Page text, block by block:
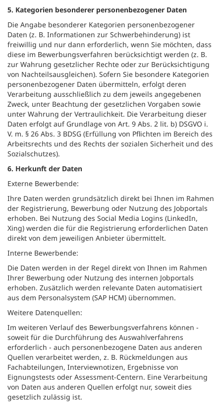
5. Kategorien besonderer personenbezogener Daten
Die Angabe besonderer Kategorien personenbezogener
Daten (z. B. Informationen zur Schwerbehinderung) ist
freiwillig und nur dann erforderlich, wenn Sie möchten, dass
diese im Bewerbungsverfahren berücksichtigt werden (z. B.
zur Wahrung gesetzlicher Rechte oder zur Berücksichtigung
von Nachteilsausgleichen). Sofern Sie besondere Kategorien
personenbezogener Daten übermitteln, erfolgt deren
Verarbeitung ausschließlich zu dem jeweils angegebenen
Zweck, unter Beachtung der gesetzlichen Vorgaben sowie
unter Wahrung der Vertraulichkeit. Die Verarbeitung dieser
Daten erfolgt auf Grundlage von Art. 9 Abs. 2 lit. b) DSGVO i.
V. m. § 26 Abs. 3 BDSG (Erfüllung von Pflichten im Bereich des
Arbeitsrechts und des Rechts der sozialen Sicherheit und des
Sozialschutzes).
6. Herkunft der Daten
Externe Bewerbende:
Ihre Daten werden grundsätzlich direkt bei Ihnen im Rahmen
der Registrierung, Bewerbung oder Nutzung des Jobportals
erhoben. Bei Nutzung des Social Media Logins (LinkedIn,
Xing) werden die für die Registrierung erforderlichen Daten
direkt von dem jeweiligen Anbieter übermittelt.
Interne Bewerbende:
Die Daten werden in der Regel direkt von Ihnen im Rahmen
Ihrer Bewerbung oder Nutzung des internen Jobportals
erhoben. Zusätzlich werden relevante Daten automatisiert
aus dem Personalsystem (SAP HCM) übernommen.
Weitere Datenquellen:
Im weiteren Verlauf des Bewerbungsverfahrens können -
soweit für die Durchführung des Auswahlverfahrens
erforderlich - auch personenbezogene Daten aus anderen
Quellen verarbeitet werden, z. B. Rückmeldungen aus
Fachabteilungen, Interviewnotizen, Ergebnisse von
Eignungstests oder Assessment-Centern. Eine Verarbeitung
von Daten aus anderen Quellen erfolgt nur, soweit dies
gesetzlich zulässig ist.